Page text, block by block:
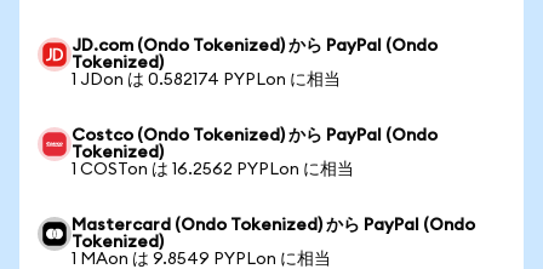
JD.com (Ondo Tokenized) から PayPal (Ondo
Tokenized)
1 JDon は 0.582174 PYPLon に相当
Costco (Ondo Tokenized) から PayPal (Ondo
Tokenized)
1 COSTon は 16.2562 PYPLon に相当
Mastercard (Ondo Tokenized) から PayPal (Ondo
Tokenized)
1 MAon は 9.8549 PYPLon に相当